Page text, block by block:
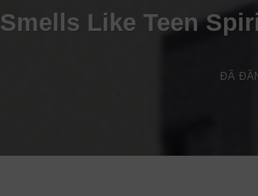
Smells Like Teen
ĐÃ